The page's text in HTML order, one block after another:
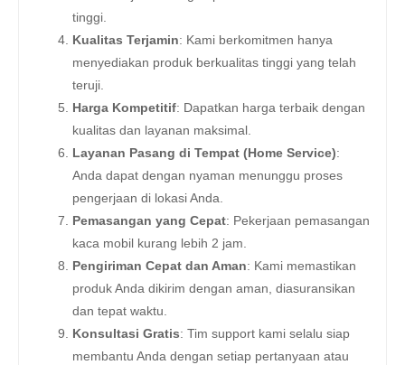
tinggi.
Kualitas Terjamin: Kami berkomitmen hanya
menyediakan produk berkualitas tinggi yang telah
teruji.
Harga Kompetitif: Dapatkan harga terbaik dengan
kualitas dan layanan maksimal.
Layanan Pasang di Tempat (Home Service):
Anda dapat dengan nyaman menunggu proses
pengerjaan di lokasi Anda.
Pemasangan yang Cepat: Pekerjaan pemasangan
kaca mobil kurang lebih 2 jam.
Pengiriman Cepat dan Aman: Kami memastikan
produk Anda dikirim dengan aman, diasuransikan
dan tepat waktu.
Konsultasi Gratis: Tim support kami selalu siap
membantu Anda dengan setiap pertanyaan atau